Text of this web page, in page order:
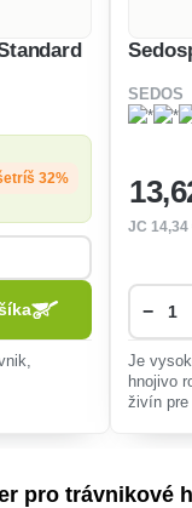
32%
SEDOS
13
JC14,34
−
Je
hnojivo
živín pre
pro trávnikové